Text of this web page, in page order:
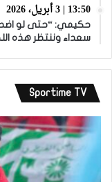
13:50 | 3 أبريل، 2026
حكيمي: “حتى لو
سعداء وننتظر هذه
Sportime TV